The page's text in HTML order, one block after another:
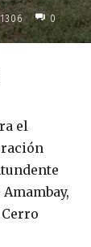
1306 0
el